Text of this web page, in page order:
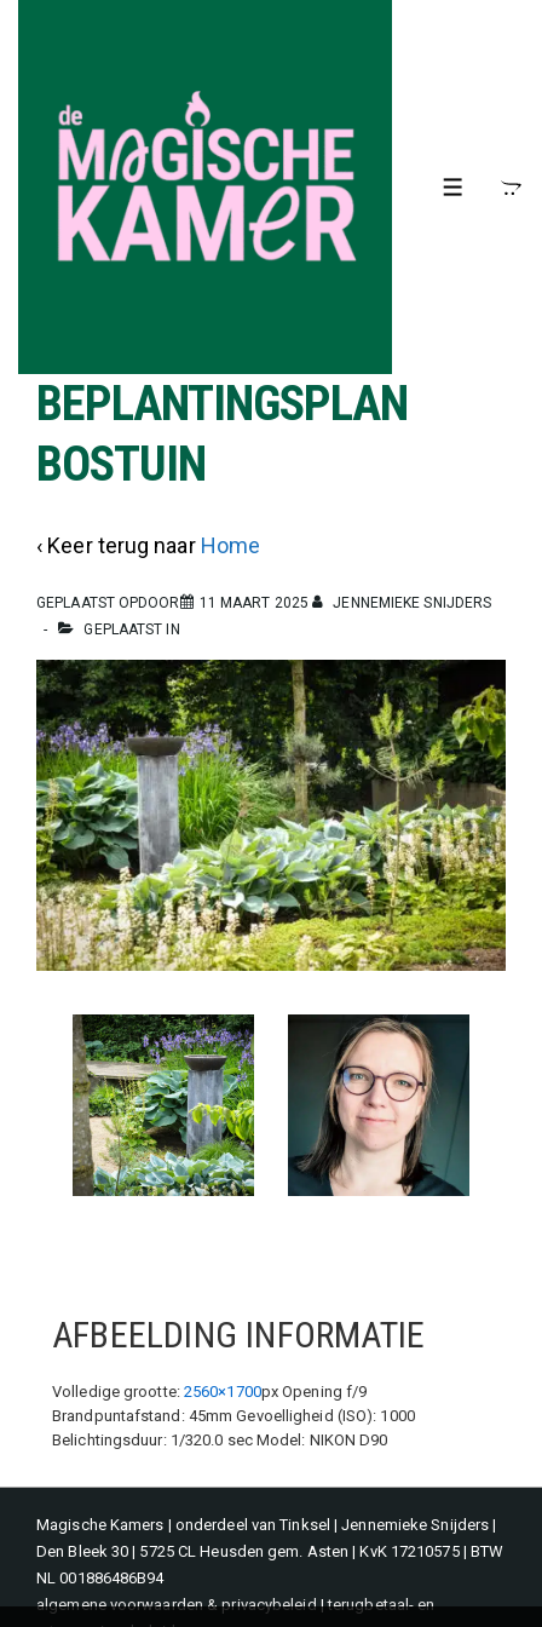
hoofdinhoud
MENU
BEPLANTINGSPLAN
BOSTUIN
‹ Keer terug naar Home
GEPLAATST OPDOOR 11 MAART 2025
JENNEMIEKE SNIJDERS
GEPLAATST IN
AFBEELDING INFORMATIE
Volledige grootte: 2560×1700px Opening f/9
Brandpuntafstand: 45mm Gevoelligheid (ISO): 1000
Belichtingsduur: 1/320.0 sec Model: NIKON D90
Magische Kamers | onderdeel van Tinksel | Jennemieke Snijders |
Den Bleek 30 | 5725 CL Heusden gem. Asten | KvK 17210575 | BTW
NL 001886486B94
algemene voorwaarden & privacybeleid|terugbetaal- en